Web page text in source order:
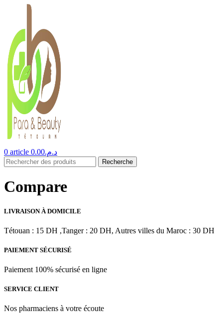
0 article د.م.0.00
Recherche
Compare
LIVRAISON À DOMICILE
Tétouan : 15 DH ,Tanger : 20 DH, Autres villes du Maroc : 30 DH
PAIEMENT SÉCURISÉ
Paiement 100% sécurisé en ligne
SERVICE CLIENT
Nos pharmaciens à votre écoute